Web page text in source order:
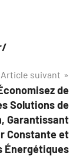
Article suivant
de
Solutions de
Garantissant
Constante et
Énergétiques